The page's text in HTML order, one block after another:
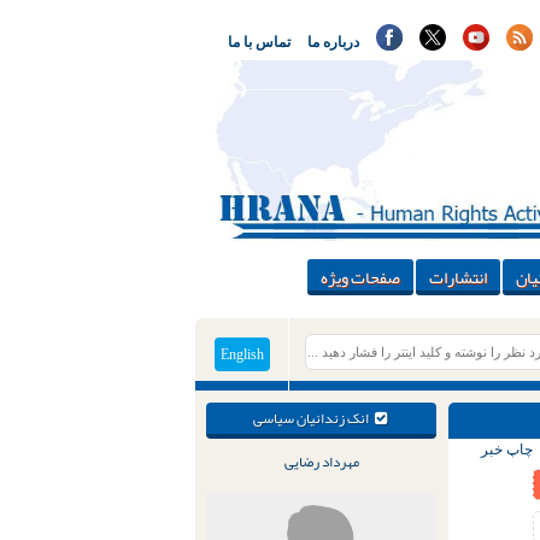
تماس با ما درباره ما
انتشارات صفحات ویژه
English
انک زندانیان سیاسی
مهرداد رضایی
چاپ خبر